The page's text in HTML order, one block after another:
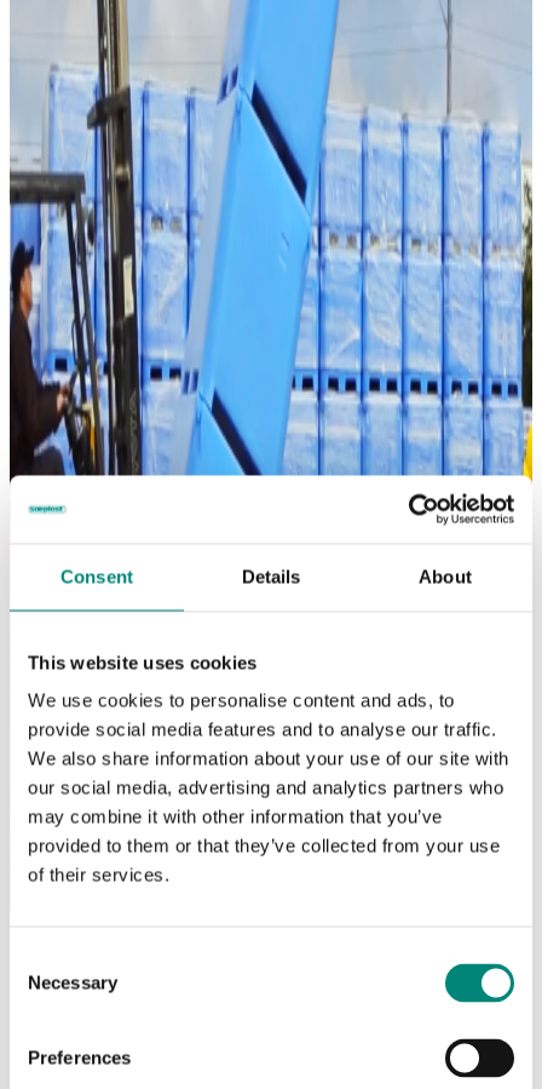
Consent Details About
This website uses cookies
We use cookies to personalise content and ads, to
provide social media features and to analyse our traffic.
We also share information about your use of our site with
our social media, advertising and analytics partners who
may combine it with other information that you’ve
provided to them or that they’ve collected from your use
of their services.
Selection
Necessary
Preferences